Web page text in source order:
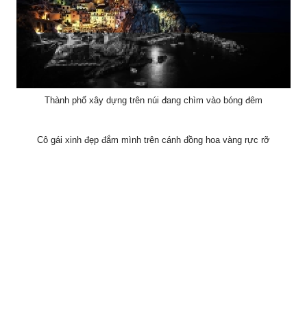
Thành phố xây dựng trên núi đang chìm vào bóng đêm
Cô gái xinh đẹp đắm mình trên cánh đồng hoa vàng rực rỡ